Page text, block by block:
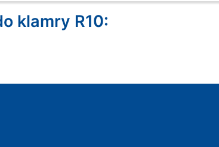
klamry R10: